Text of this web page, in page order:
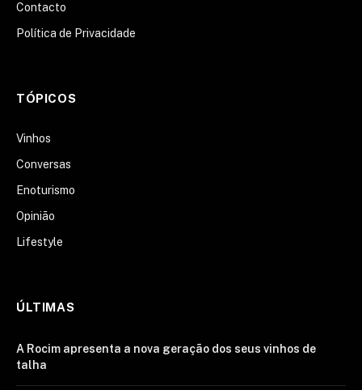
Contacto
Política de Privacidade
TÓPICOS
Vinhos
Conversas
Enoturismo
Opinião
Lifestyle
ÚLTIMAS
A Rocim apresenta a nova geração dos seus vinhos de
talha